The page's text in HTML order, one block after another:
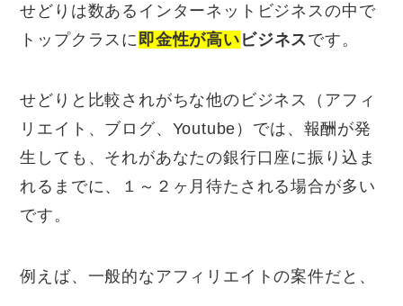
せどりは数あるインターネットビジネスの中で
トップクラスに 即金性が高い ビジネスです。
せどりと比較されがちな他のビジネス（アフィ
リエイト、ブログ、Youtube）では、報酬が発
生しても、それがあなたの銀行口座に振り込ま
れるまでに、１～２ヶ月待たされる場合が多い
です。
例えば、一般的なアフィリエイトの案件だと、